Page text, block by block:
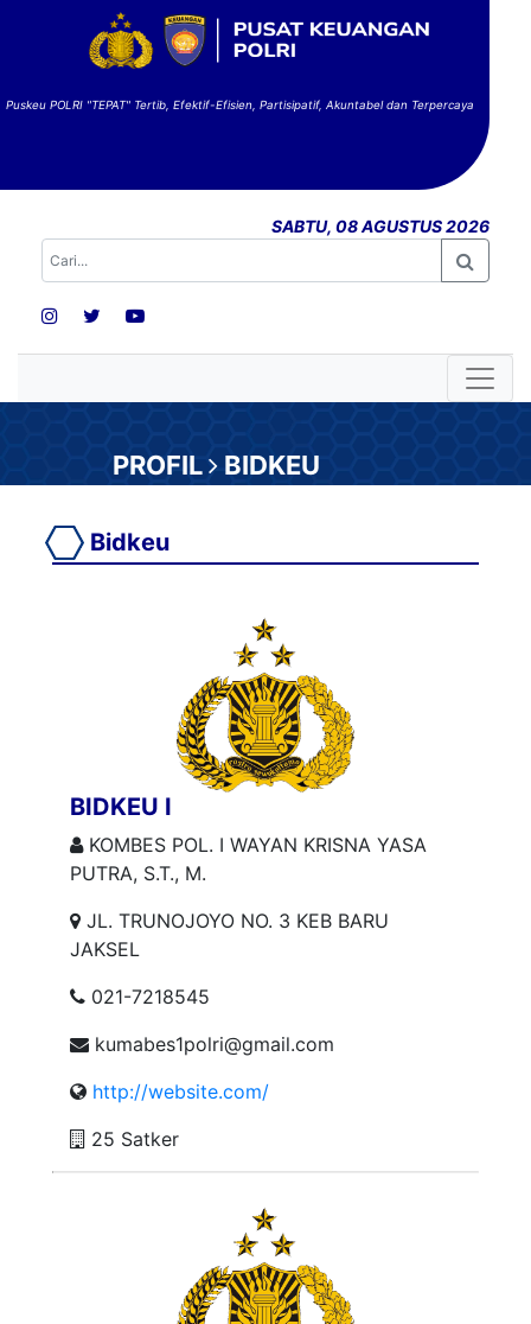
Puskeu POLRI "TEPAT" Tertib, Efektif-Efisien, Partisipatif, Akuntabel dan Terpercaya
SABTU, 08 AGUSTUS 2026
PROFIL BIDKEU
Bidkeu
BIDKEU I
KOMBES POL. I WAYAN KRISNA YASA
PUTRA, S.T., M.
JL. TRUNOJOYO NO. 3 KEB BARU
JAKSEL
021-7218545
kumabes1polri@gmail.com
http://website.com/
25 Satker